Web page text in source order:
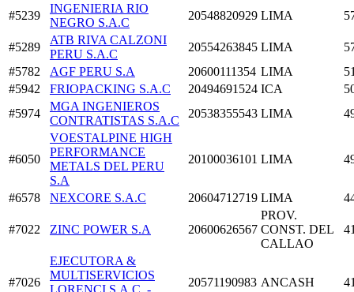
#5239
INGENIERIA RIO
NEGRO S.A.C
20548820929 LIMA
#5289
ATB RIVA CALZONI
PERU S.A.C
20554263845 LIMA
#5782
AGF PERU S.A 20600111354 LIMA
#5942
FRIOPACKING S.A.C 20494691524 ICA
#5974
MGA INGENIEROS
CONTRATISTAS S.A.C
20538355543 LIMA
#6050
VOESTALPINE HIGH
PERFORMANCE
METALS DEL PERU
S.A
20100036101 LIMA
#6578 NEXCORE S.A.C 20604712719 LIMA
#7022 ZINC POWER S.A 20600626567
PROV.
CONST. DEL
CALLAO
#7026
EJECUTORA &
MULTISERVICIOS
LORENCI S.A.C. -
20571190983 ANCASH